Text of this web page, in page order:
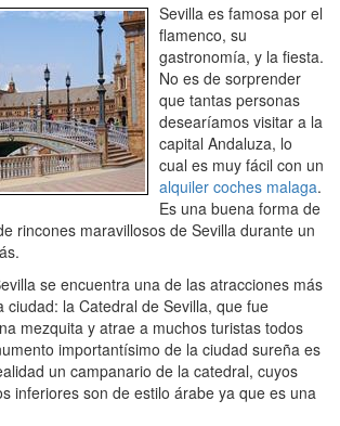
Sevilla es famosa por el
flamenco, su
gastronomía, y la fiesta.
No es de sorprender
que tantas personas
desearíamos visitar a la
capital Andaluza, lo
cual es muy fácil con un
alquiler coches malaga.
Es una buena forma de
rincones maravillosos de Sevilla durante un
se encuentra una de las atracciones más
ciudad: la Catedral de Sevilla, que fue
mezquita y atrae a muchos turistas todos
importantísimo de la ciudad sureña es
un campanario de la catedral, cuyos
inferiores son de estilo árabe ya que es una